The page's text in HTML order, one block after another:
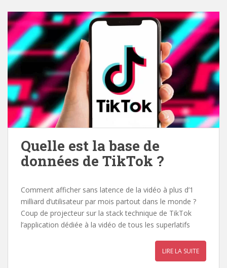
Quelle est la base de
données de TikTok ?
Comment afficher sans latence de la vidéo à plus d’1
milliard d’utilisateur par mois partout dans le monde ?
Coup de projecteur sur la stack technique de TikTok
l’application dédiée à la vidéo de tous les superlatifs
LIRE LA SUITE